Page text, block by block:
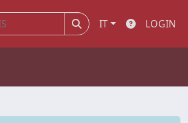
IT LOGIN